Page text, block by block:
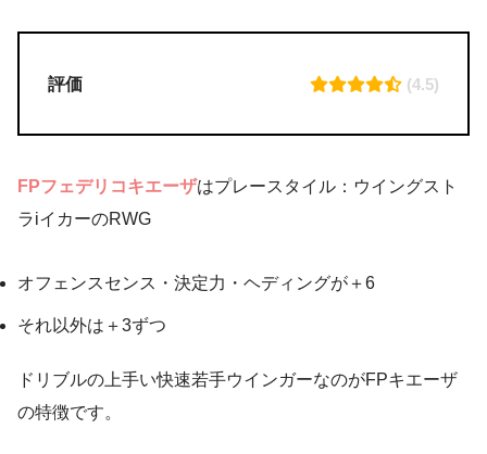
評価 (4.5)
FPフェデリコキエーザはプレースタイル：ウイングスト
ラiイカーのRWG
オフェンスセンス・決定力・ヘディングが＋6
それ以外は＋3ずつ
ドリブルの上手い快速若手ウインガーなのがFPキエーザ
の特徴です。